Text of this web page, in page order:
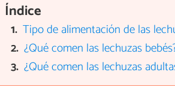
Índice
Tipo de alimentación de las
¿Qué comen las lechuzas
¿Qué comen las lechuzas